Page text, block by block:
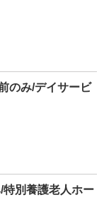
のみ/デイサービ
特別養護老人ホー